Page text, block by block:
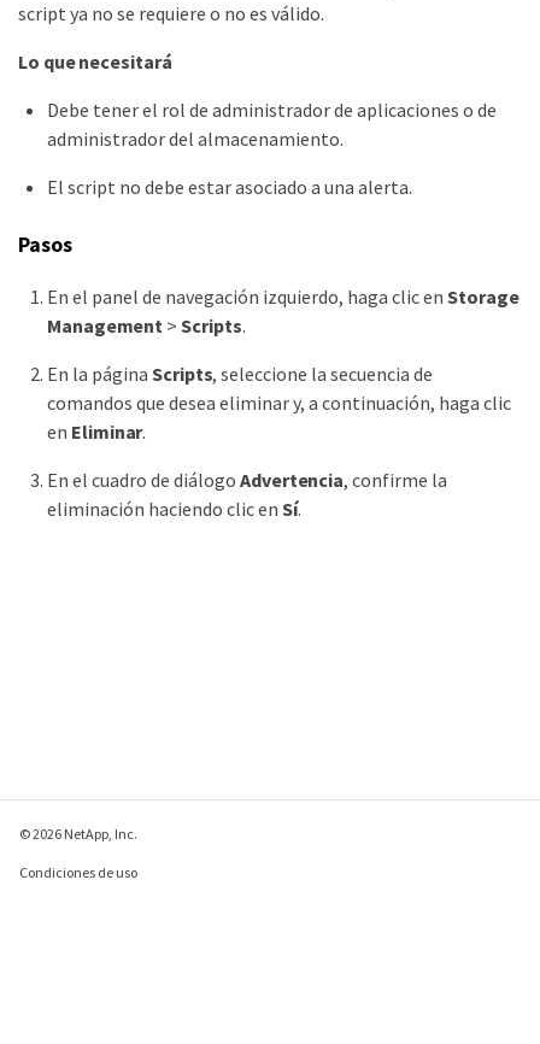
script ya no se requiere o no es válido.
Lo que necesitará
Debe tener el rol de administrador de aplicaciones o de
administrador del almacenamiento.
El script no debe estar asociado a una alerta.
Pasos
En el panel de navegación izquierdo, haga clic en Storage
Management >Scripts.
En la página Scripts, seleccione la secuencia de
comandos que desea eliminar y, a continuación, haga clic
en Eliminar.
En el cuadro de diálogo Advertencia, confirme la
eliminación haciendo clic en Sí.
© 2026 NetApp, Inc.
Condiciones de uso